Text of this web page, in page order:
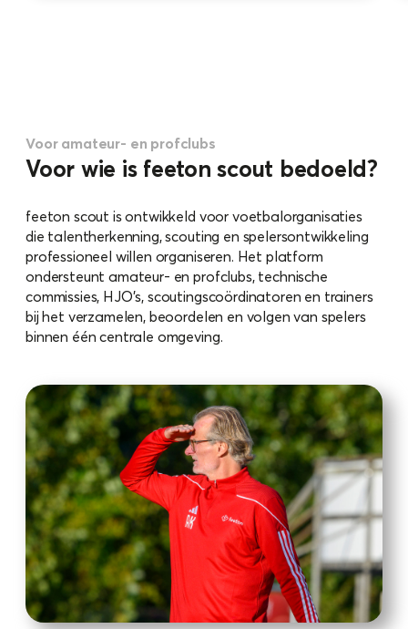
Voor amateur- en profclubs
Voor wie is feeton scout bedoeld?
feeton scout is ontwikkeld voor voetbalorganisaties
die talentherkenning, scouting en spelersontwikkeling
professioneel willen organiseren. Het platform
ondersteunt amateur- en profclubs, technische
commissies, HJO’s, scoutingscoördinatoren en trainers
bij het verzamelen, beoordelen en volgen van spelers
binnen één centrale omgeving.